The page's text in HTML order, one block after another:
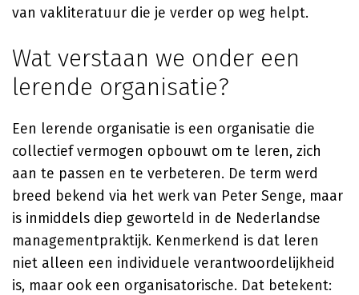
van vakliteratuur die je verder op weg helpt.
Wat verstaan we onder een
lerende organisatie?
Een lerende organisatie is een organisatie die
collectief vermogen opbouwt om te leren, zich
aan te passen en te verbeteren. De term werd
breed bekend via het werk van Peter Senge, maar
is inmiddels diep geworteld in de Nederlandse
managementpraktijk. Kenmerkend is dat leren
niet alleen een individuele verantwoordelijkheid
is, maar ook een organisatorische. Dat betekent: